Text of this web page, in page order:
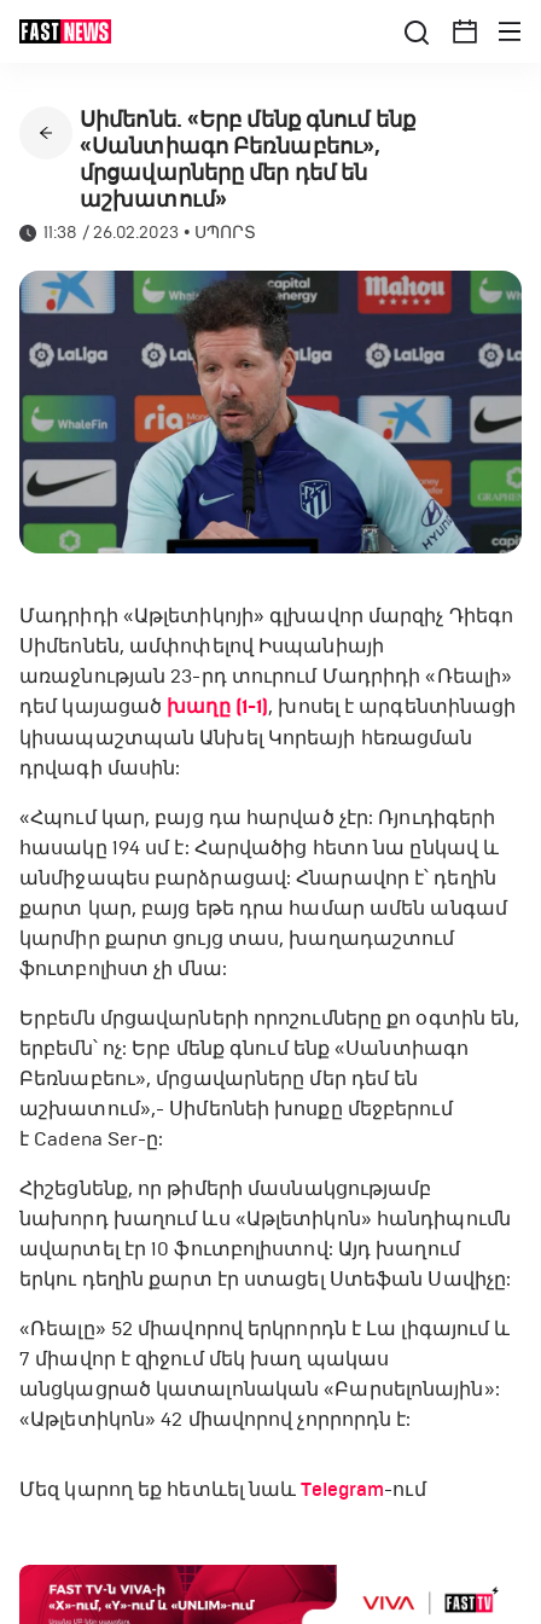
Սիմեոնե. «Երբ մենք գնում ենք
«Սանտիագո Բեռնաբեու»,
մրցավարները մեր դեմ են
աշխատում»
11:38 / 26.02.2023 • ՍՊՈՐՏ
Մադրիդի «Աթլետիկոյի» գլխավոր մարզիչ Դիեգո
Սիմեոնեն, ամփոփելով Իսպանիայի
առաջնության 23-րդ տուրում Մադրիդի «Ռեալի»
դեմ կայացած խաղը (1-1), խոսել է արգենտինացի
կիսապաշտպան Անխել Կորեայի հեռացման
դրվագի մասին:
«Հպում կար, բայց դա հարված չէր: Ռյուդիգերի
հասակը 194 սմ է: Հարվածից հետո նա ընկավ և
անմիջապես բարձրացավ: Հնարավոր է՝ դեղին
քարտ կար, բայց եթե դրա համար ամեն անգամ
կարմիր քարտ ցույց տաս, խաղադաշտում
ֆուտբոլիստ չի մնա:
Երբեմն մրցավարների որոշումները քո օգտին են,
երբեմն՝ ոչ: Երբ մենք գնում ենք «Սանտիագո
Բեռնաբեու», մրցավարները մեր դեմ են
աշխատում»,- Սիմեոնեի խոսքը մեջբերում
է Cadena Ser-ը:
Հիշեցնենք, որ թիմերի մասնակցությամբ
նախորդ խաղում ևս «Աթլետիկոն» հանդիպումն
ավարտել էր 10 ֆուտբոլիստով: Այդ խաղում
երկու դեղին քարտ էր ստացել Ստեֆան Սավիչը:
«Ռեալը» 52 միավորով երկրորդն է Լա լիգայում և
7 միավոր է զիջում մեկ խաղ պակաս
անցկացրած կատալոնական «Բարսելոնային»:
«Աթլետիկոն» 42 միավորով չորրորդն է:
Մեզ կարող եք հետևել նաև Telegram-ում